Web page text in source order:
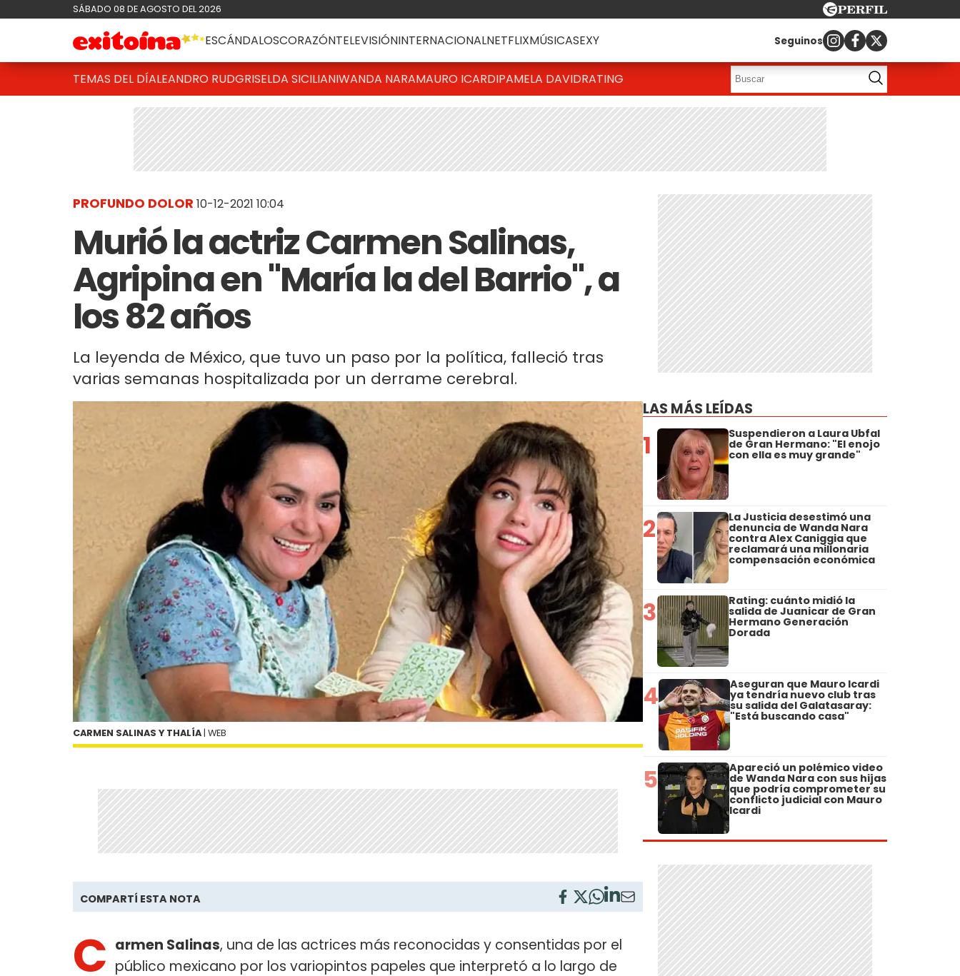
SÁBADO 08 DE AGOSTO DEL 2026
ESCÁNDALOSCORAZÓNTELEVISIÓNINTERNACIONALNETFLIXMÚSICASEXY Seguinos
TEMAS DEL DÍALEANDRO RUDGRISELDA SICILIANIWANDA NARAMAURO ICARDIPAMELA DAVIDRATING
PROFUNDO DOLOR 10-12-2021 10:04
Murió la actriz Carmen Salinas,
Agripina en "María la del Barrio", a
los 82 años
La leyenda de México, que tuvo un paso por la política, falleció tras
varias semanas hospitalizada por un derrame cerebral.
CARMEN SALINAS Y THALÍA | WEB
COMPARTÍ ESTA NOTA
C armen Salinas, una de las actrices más reconocidas y consentidas por el
público mexicano por los variopintos papeles que interpretó a lo largo de
LAS MÁS LEÍDAS
1 Suspendieron a Laura Ubfal
de Gran Hermano: "El enojo
con ella es muy grande"
2 La Justicia desestimó una
denuncia de Wanda Nara
contra Alex Caniggia que
reclamará una millonaria
compensación económica
3 Rating: cuánto midió la
salida de Juanicar de Gran
Hermano Generación
Dorada
4 Aseguran que Mauro Icardi
ya tendría nuevo club tras
su salida del Galatasaray:
"Está buscando casa"
5 Apareció un polémico video
de Wanda Nara con sus hijas
que podría comprometer su
conflicto judicial con Mauro
Icardi